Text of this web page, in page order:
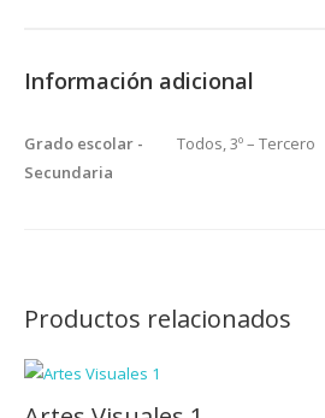
Información adicional
Grado escolar -
Secundaria
Todos, 3º – Tercero
Productos relacionados